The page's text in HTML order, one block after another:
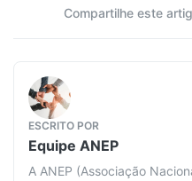
Compartilhe este
ESCRITO POR
Equipe ANEP
A ANEP (Associação